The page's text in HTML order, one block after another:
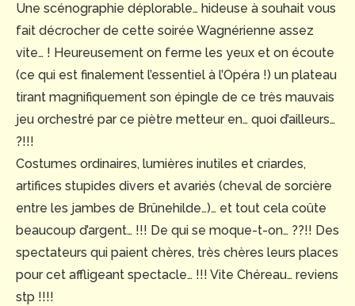
Une scénographie déplorable… hideuse à souhait vous
fait décrocher de cette soirée Wagnérienne assez
vite… ! Heureusement on ferme les yeux et on écoute
(ce qui est finalement l’essentiel à l’Opéra !) un plateau
tirant magnifiquement son épingle de ce très mauvais
jeu orchestré par ce piètre metteur en… quoi d’ailleurs…
?!!!
Costumes ordinaires, lumières inutiles et criardes,
artifices stupides divers et avariés (cheval de sorcière
entre les jambes de Brünehilde…)… et tout cela coûte
beaucoup d’argent… !!! De qui se moque-t-on… ??!! Des
spectateurs qui paient chères, très chères leurs places
pour cet affligeant spectacle… !!! Vite Chéreau… reviens
stp !!!!